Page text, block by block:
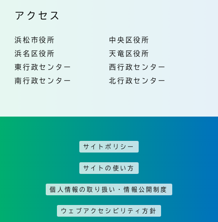
アクセス
浜松市役所
中央区役所
浜名区役所
天竜区役所
東行政センター
西行政センター
南行政センター
北行政センター
サイトポリシー
サイトの使い方
個人情報の取り扱い・情報公開制度
ウェブアクセシビリティ方針